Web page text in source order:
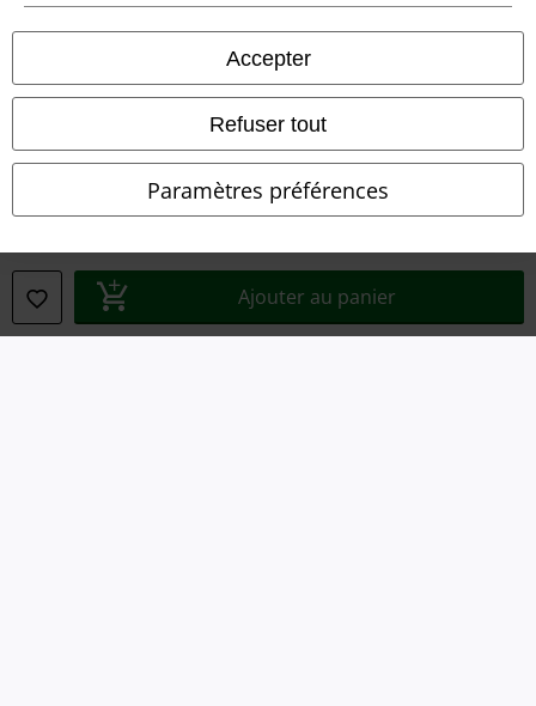
Accepter
Refuser tout
Paramètres préférences
Ajouter au panier
Déclaration de Conformité
Informations sur l'accessibilité